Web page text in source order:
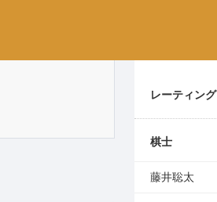
レーティング
棋士
藤井聡太